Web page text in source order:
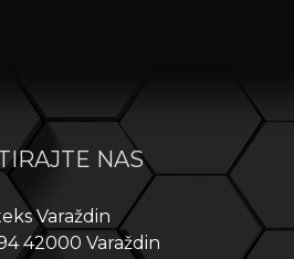
NAS
Varaždin
42000 Varaždin